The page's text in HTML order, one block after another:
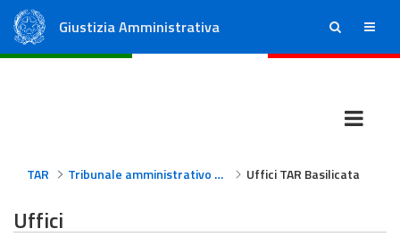
Giustizia Amministrativa ricerca menu
TAR Tribunale amministrativo regionale per la Basilicata Uffici TAR Basilicata
Uffici